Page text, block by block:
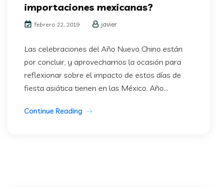
importaciones mexicanas?
febrero 22, 2019 javier
Las celebraciones del Año Nuevo Chino están
por concluir, y aprovechamos la ocasión para
reflexionar sobre el impacto de estos días de
fiesta asiática tienen en las México. Año...
Continue Reading